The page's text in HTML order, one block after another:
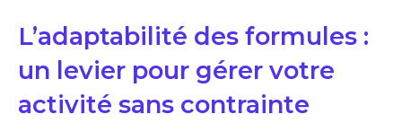
L’adaptabilité des formules :
un levier pour gérer votre
activité sans contrainte